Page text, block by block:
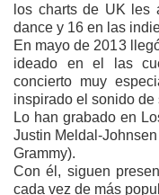
los charts de UK les
dance y 16 en las
En mayo de 2013
ideado en el las
concierto muy
inspirado el sonido de
Lo han grabado en
Justin Meldal-
Grammy).
Con él, siguen
cada vez de más